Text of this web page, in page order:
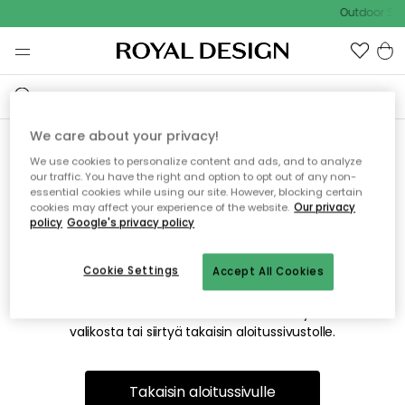
Outdoor
Emme valitettavasti löydä
etsimääsi sivua
Tämä voi johtua siitä, että sivua ei enää ole tai siitä, että se
on siirretty muualle. Pahoittelemme tästä mahdollisesti
valikosta tai siirtyä takaisin aloitussivustolle.
Takaisin aloitussivulle
We care about your privacy!
We use cookies to personalize content and ads, and to analyze
our traffic. You have the right and option to opt out of any non-
essential cookies while using our site. However, blocking certain
cookies may affect your experience of the website. Our privacy
policy Google's privacy policy
Accept All Cookies
Cookie Settings